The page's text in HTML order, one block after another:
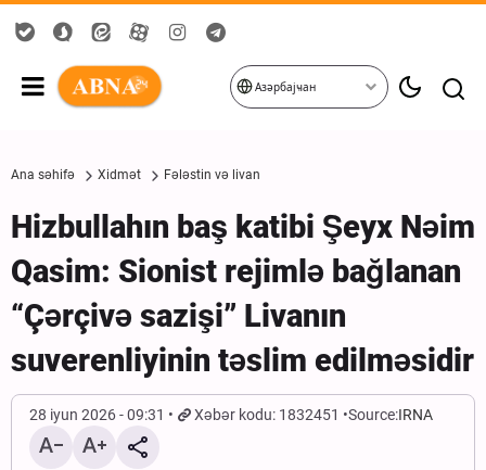
Азәрбајҹан
Ana səhifə Xidmət Fələstin və livan
Hizbullahın baş katibi Şeyx Nəim
Qasim: Sionist rejimlə bağlanan
“Çərçivə sazişi” Livanın
suverenliyinin təslim edilməsidir
28 iyun 2026 - 09:31 Xəbər kodu: 1832451 Source:IRNA